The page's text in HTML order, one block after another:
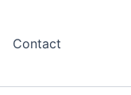
Contact